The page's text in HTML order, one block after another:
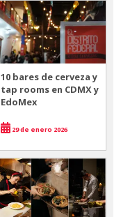
10 bares de cerveza y
tap rooms en CDMX y
EdoMex
29 de enero 2026